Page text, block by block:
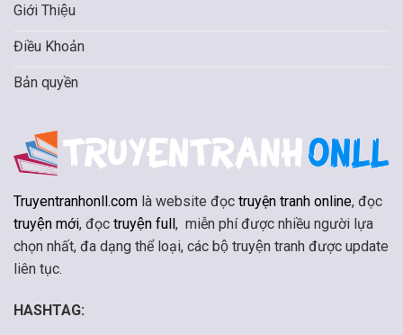
Giới Thiệu
Điều Khoản
Bản quyền
Truyentranhonll.com là website đọc truyện tranh online, đọc
truyện mới, đọc truyện full, miễn phí được nhiều người lựa
chọn nhất, đa dạng thể loại, các bộ truyện tranh được update
liên tục.
HASHTAG: